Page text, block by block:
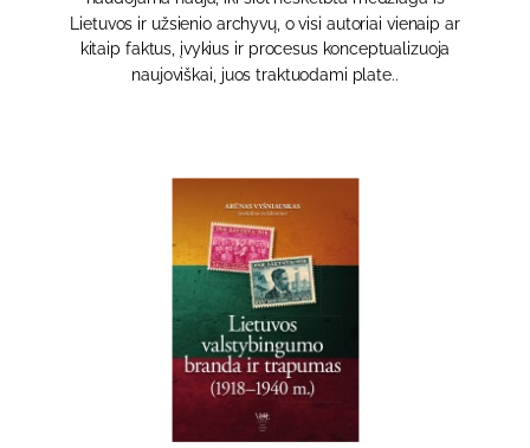
Lietuvos ir užsienio archyvų, o visi autoriai vienaip ar
kitaip faktus, įvykius ir procesus konceptualizuoja
naujoviškai, juos traktuodami plate..